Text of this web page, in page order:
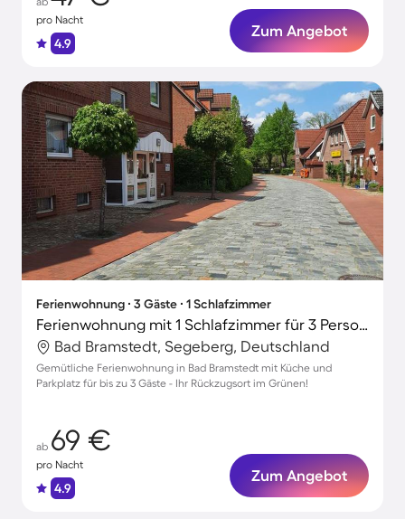
pro Nacht
4.9
Zum Angebot
Ferienwohnung ∙ 3 Gäste ∙ 1 Schlafzimmer
Ferienwohnung mit 1 Schlafzimmer für 3 Personen
Bad Bramstedt, Segeberg, Deutschland
Gemütliche Ferienwohnung in Bad Bramstedt mit Küche und
Parkplatz für bis zu 3 Gäste - Ihr Rückzugsort im Grünen!
ab 69 €
pro Nacht
4.9
Zum Angebot